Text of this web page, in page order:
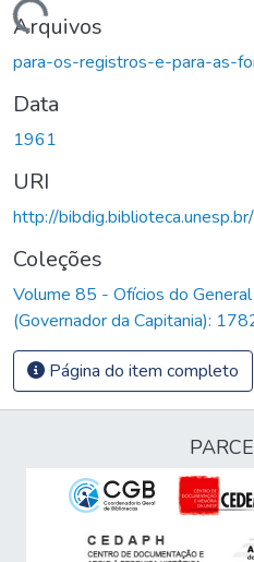
Carregando...
Arquivos
para-os-registros-e-para-as-
Data
1961
URI
http://
Coleções
Volume 85 - Ofícios do
(Governador da Capitania):
Página do item completo